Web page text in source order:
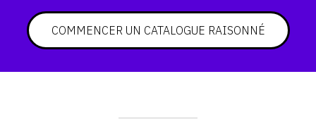
COMMENCER UN CATALOGUE RAISONNÉ